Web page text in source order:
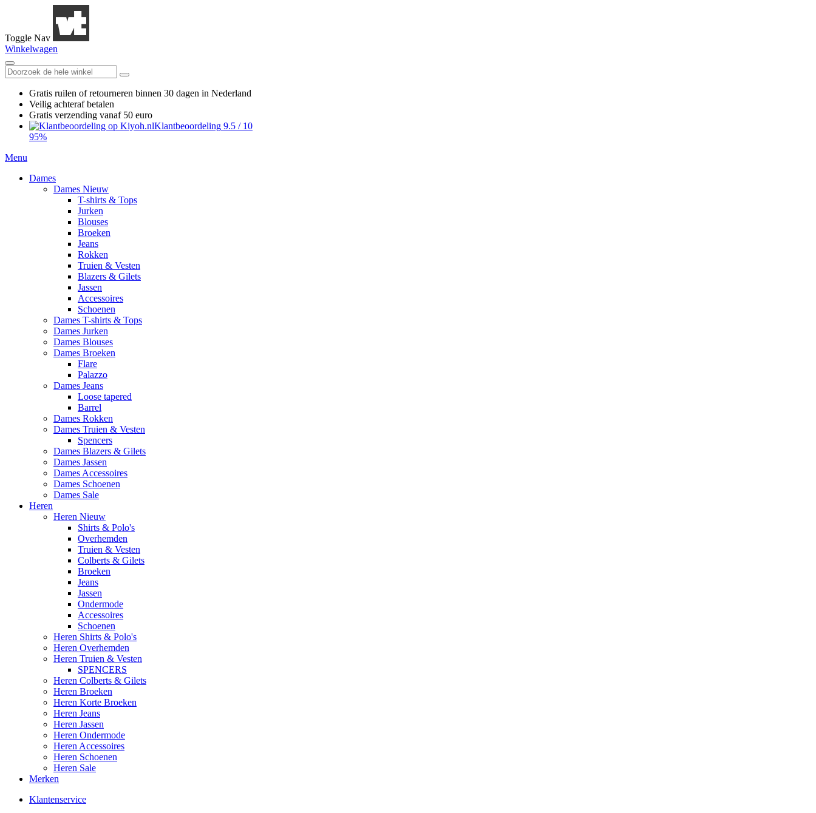
Toggle Nav
Winkelwagen
Gratis ruilen of retourneren binnen 30 dagen in Nederland
Veilig achteraf betalen
Gratis verzending vanaf 50 euro
Klantbeoordeling 9.5 / 10
95%
Menu
Dames
Dames Nieuw
T-shirts & Tops
Jurken
Blouses
Broeken
Jeans
Rokken
Truien & Vesten
Blazers & Gilets
Jassen
Accessoires
Schoenen
Dames T-shirts & Tops
Dames Jurken
Dames Blouses
Dames Broeken
Flare
Palazzo
Dames Jeans
Loose tapered
Barrel
Dames Rokken
Dames Truien & Vesten
Spencers
Dames Blazers & Gilets
Dames Jassen
Dames Accessoires
Dames Schoenen
Dames Sale
Heren
Heren Nieuw
Shirts & Polo's
Overhemden
Truien & Vesten
Colberts & Gilets
Broeken
Jeans
Jassen
Ondermode
Accessoires
Schoenen
Heren Shirts & Polo's
Heren Overhemden
Heren Truien & Vesten
SPENCERS
Heren Colberts & Gilets
Heren Broeken
Heren Korte Broeken
Heren Jeans
Heren Jassen
Heren Ondermode
Heren Accessoires
Heren Schoenen
Heren Sale
Merken
Klantenservice